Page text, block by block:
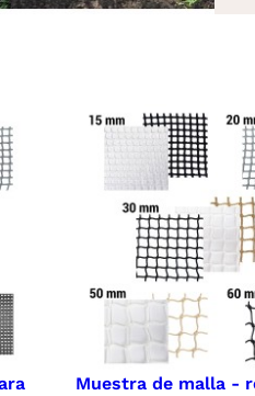
Muestra de malla -